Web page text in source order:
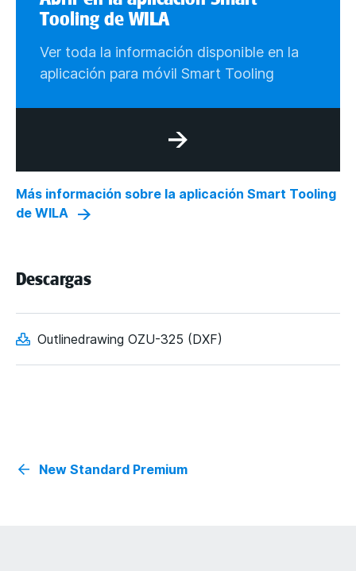
Tooling de WILA
Ver toda la información disponible en la
aplicación para móvil Smart Tooling
Más información sobre la aplicación Smart Tooling
de WILA
Descargas
Outlinedrawing OZU-325 (DXF)
New Standard Premium